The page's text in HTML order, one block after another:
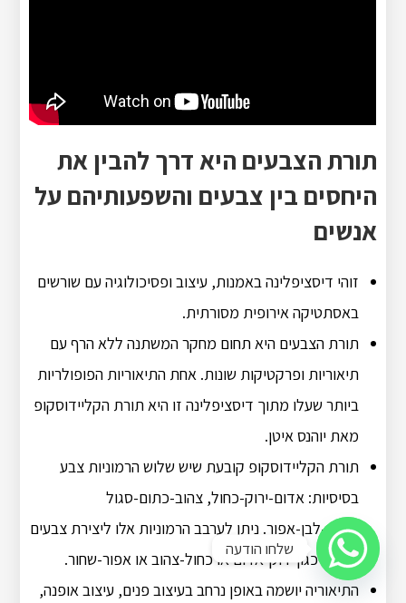
תורת הצבעים היא דרך להבין את
היחסים בין צבעים והשפעותיהם על
אנשים
זוהי דיסציפלינה באמנות, עיצוב ופסיכולוגיה עם שורשים
באסתטיקה אירופית מסורתית.
תורת הצבעים היא תחום מחקר המשתנה ללא הרף עם
תיאוריות ופרקטיקות שונות. אחת התיאוריות הפופולריות
ביותר שעלו מתוך דיסציפלינה זו היא תורת הקליידוסקופ
מאת יוהנס איטן.
תורת הקליידוסקופ קובעת שיש שלוש הרמוניות צבע
בסיסיות: אדום-ירוק-כחול, צהוב-כתום-סגול
ושחור-לבן-אפור. ניתן לערבב הרמוניות אלו ליצירת צבעים
אחרים כגון ירוק-אדום או כחול-צהוב או אפור-שחור.
התיאוריה יושמה באופן נרחב בעיצוב פנים, עיצוב אופנה,
שלחו הודעה